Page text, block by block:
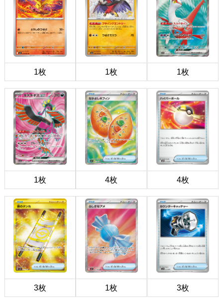
1枚 1枚 1枚
1枚 4枚 4枚
3枚 1枚 3枚